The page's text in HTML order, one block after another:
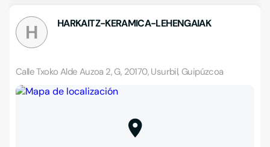
H HARKAITZ-KERAMICA-LEHENGAIAK
Calle Txoko Alde Auzoa 2, G, 20170, Usurbil, Guipúzcoa